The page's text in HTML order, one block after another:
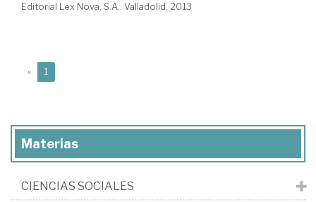
Editorial Lex Nova, S.A.. Valladolid, 2013
« 1
Materias
CIENCIAS SOCIALES